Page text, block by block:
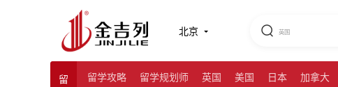
北京
留
留学攻略 留学规划师 英国 美国 日本
加拿大